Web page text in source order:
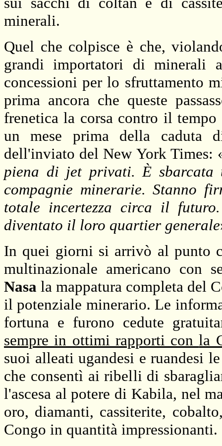
minerali.
Quel che colpisce è che,
grandi importatori di minerali
concessioni per lo sfruttamento
prima ancora che queste
frenetica la corsa contro il
un mese prima della caduta
dell'inviato del New York Times:
piena di jet privati. È sbarcata
compagnie minerarie. Stanno
totale incertezza circa il
diventato il loro quartier generale
In quei giorni si arrivò al punto
multinazionale americano con
Nasa la mappatura completa del
il potenziale minerario. Le
fortuna e furono cedute
sempre in ottimi rapporti conla
suoi alleati ugandesi e ruandesi
che consentì ai ribelli di
l'ascesa al potere di Kabila, nel
oro, diamanti, cassiterite,
Congo in quantità impressionanti.